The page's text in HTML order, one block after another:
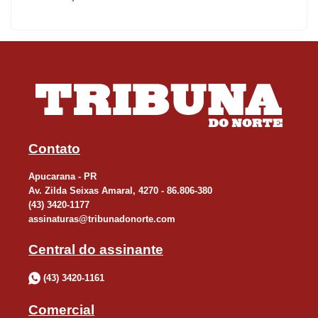
de Polo e garantiu a vantagem, com empate por 3 a 3.
embate contra o brasileiro, respondendo com um golpe na
cabeça ainda no início; na sequência engatou um acerto no
não conseguiu se recuperar no assalto, que terminou com a
vitória por 6 a 4 do espanhol.
No round decisivo, Netinho manteve a calma e dominou o
placar em 4 a 0. Na reta final, contou com a estratégia da
comissão técnica e, à frente no placar, optou por segurar a luta e
Contato
Apucarana - PR
Av. Zilda Seixas Amaral, 4270 - 86.806-380
(43) 3420-1177
assinaturas@tribunadonorte.com
Central do assinante
(43) 3420-1161
Comercial